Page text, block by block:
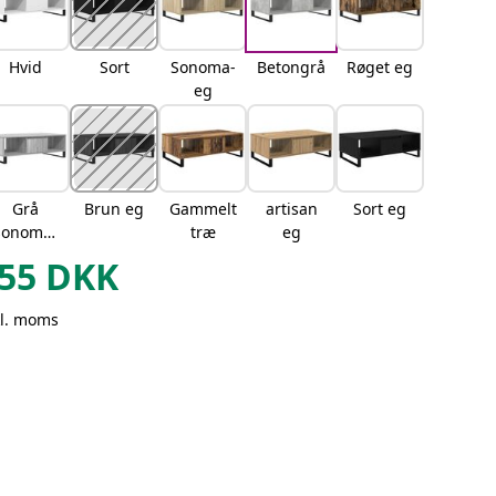
Hvid Sort
Sonoma-
eg
Betongrå Røget eg
Grå
Brun eg
Gammelt
træ
artisan
eg
Sort eg
DKK
moms